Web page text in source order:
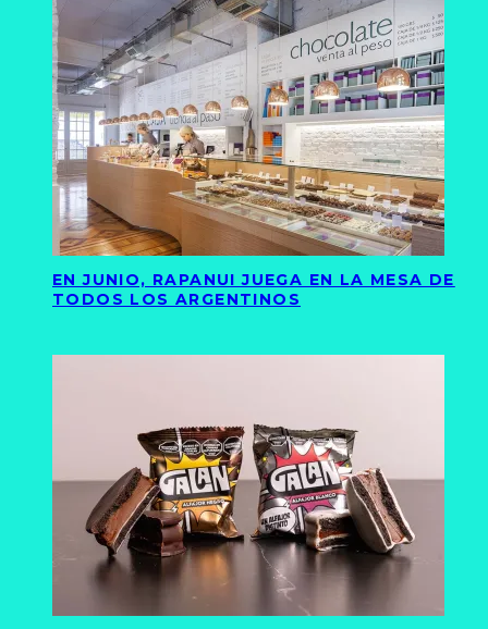
EN JUNIO, RAPANUI JUEGA EN LA MESA DE
TODOS LOS ARGENTINOS